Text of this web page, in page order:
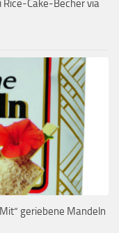
Rice-Cake-Becher via
geriebene Mandeln